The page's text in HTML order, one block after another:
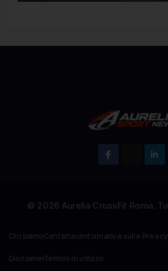
Chi siamoContattaciInformativa sulla Privacy
DisclaimerTermini di utilizzo